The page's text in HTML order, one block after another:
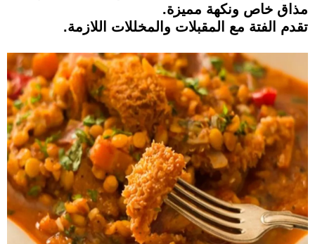
مذاق خاص ونكهة مميزة.
تقدم الفتة مع المقبلات والمخللات اللازمة.